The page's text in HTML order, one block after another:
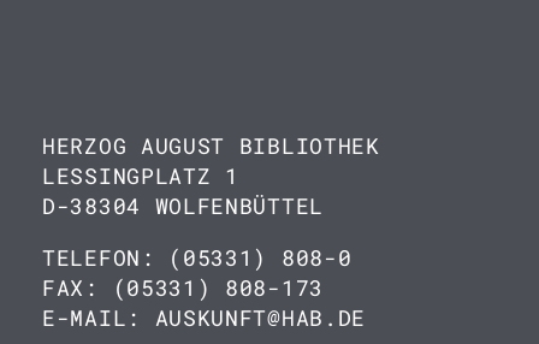
HERZOG AUGUST BIBLIOTHEK
LESSINGPLATZ 1
D-38304 WOLFENBÜTTEL
TELEFON: (05331) 808-0
FAX: (05331) 808-173
E-MAIL: AUSKUNFT@HAB.DE